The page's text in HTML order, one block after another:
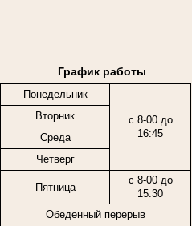
График работы
Понедельник
с 8-00 до
16:45
Вторник
Среда
Четверг
Пятница
с 8-00 до
15:30
Обеденный перерыв